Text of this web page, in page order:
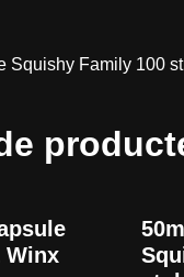
Squishy Family 100
Winx